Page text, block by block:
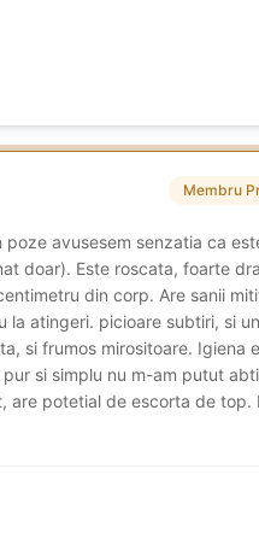
Membru
avusesem senzatia ca
doar). Este roscata, foarte
din corp. Are sanii
la atingeri. picioare subtiri, si
si frumos mirositoare. Igiena
si simplu nu m-am putut
are potetial de escorta de top.